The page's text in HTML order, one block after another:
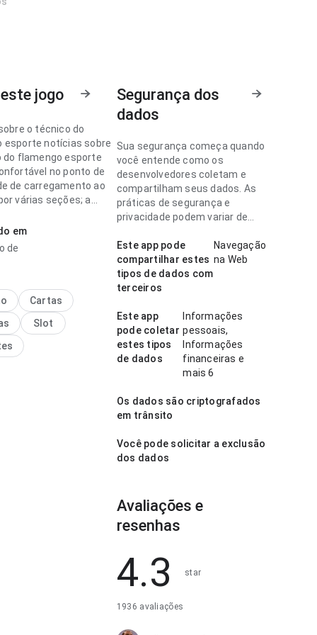
jogo
o técnico do
esporte notícias sobre
do flamengo esporte
no ponto de
de carregamento ao
várias seções; a
mais confiança ao
fluxo de navegação
avaliações; a
distrai das
do app. Ajuda quem
rapidamente se vale
em
de
Cartas
Slot
Segurança dos
dados
Sua segurança começa quando
você entende como os
desenvolvedores coletam e
compartilham seus dados. As
práticas de segurança e
privacidade podem variar de
idade.
Este app pode
compartilhar estes
tipos de dados com
terceiros
Navegação
na Web
Este app
pode coletar
estes tipos
de dados
Informações
pessoais,
Informações
financeiras e
mais 6
Os dados são criptografados
em trânsito
Você pode solicitar a exclusão
dos dados
Avaliações e
resenhas
4.3 star
1936 avaliações